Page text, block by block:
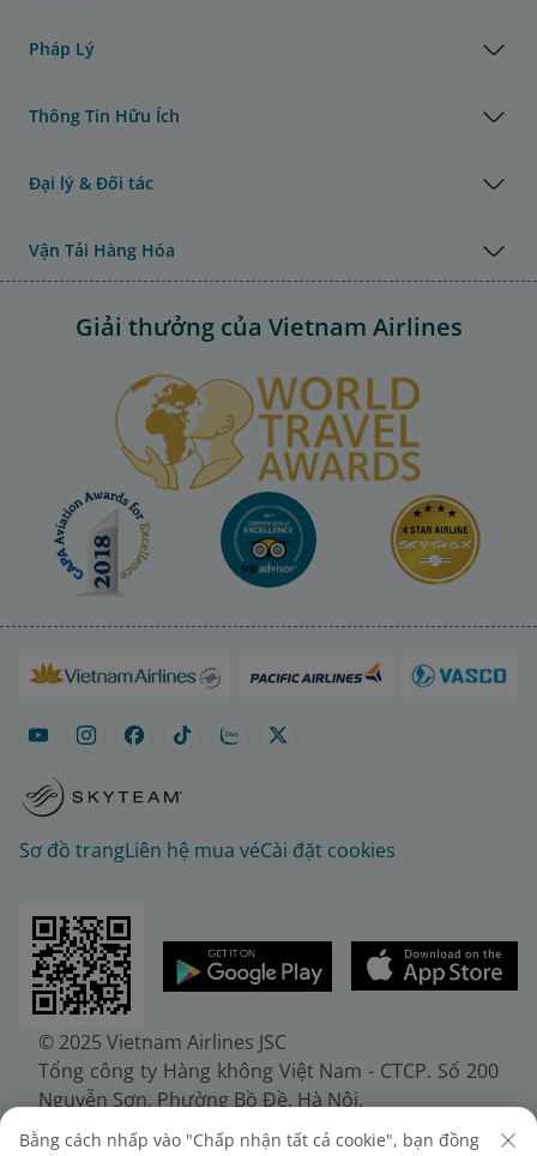
Pháp Lý
Thông Tin Hữu Ích
Đại lý & Đối tác
Vận Tải Hàng Hóa
Giải thưởng của Vietnam Airlines
Sơ đồ trangLiên hệ mua véCài đặt cookies
© 2025 Vietnam Airlines JSC
Tổng công ty Hàng không Việt Nam - CTCP. Số 200
Nguyễn Sơn, Phường Bồ Đề, Hà Nội.
Điện thoại: (+84-24) 38272289. Fax: (+84-24)
Bằng cách nhấp vào "Chấp nhận tất cả cookie", bạn đồng